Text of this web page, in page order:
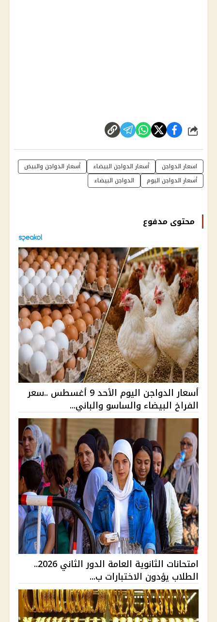
شارك
اسعار الدواجن أسعار الدواجن البيضاء
أسعار الدواجن والبيض
أسعار الدواجن اليوم
الدواجن البيضاء
محتوى مدفوع
أسعار الدواجن اليوم الأحد 9 أغسطس ..سعر
الفراخ البيضاء والساسو والباني...
امتحانات الثانوية العامة الدور الثاني 2026..
الطلاب يؤدون الاختبارات ب...